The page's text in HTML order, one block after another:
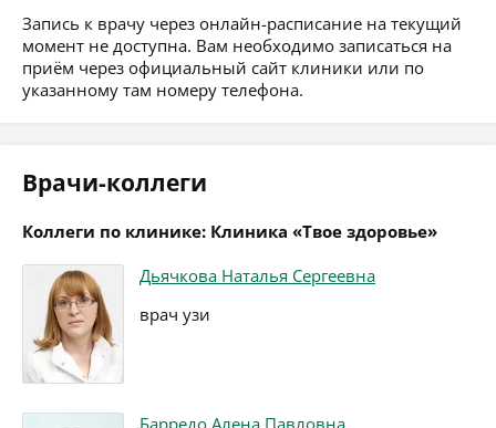
Запись к врачу через онлайн-расписание на текущий
момент не доступна. Вам необходимо записаться на
приём через официальный сайт клиники или по
указанному там номеру телефона.
Врачи-коллеги
Коллеги по клинике: Клиника «Твое здоровье»
Дьячкова Наталья Сергеевна
врач узи
Барредо Алена Павловна